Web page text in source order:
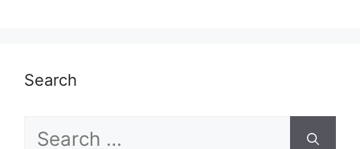
Search
Search